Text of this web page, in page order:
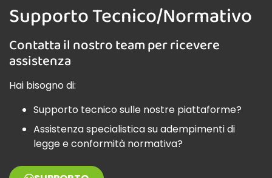
Supporto Tecnico/Normativo
Contatta il nostro team per ricevere
assistenza
Hai bisogno di:
Supporto tecnico sulle nostre piattaforme?
Assistenza specialistica su adempimenti di
legge e conformità normativa?